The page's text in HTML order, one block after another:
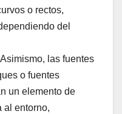
o rectos,
del
las fuentes
o fuentes
un elemento de
al entorno,